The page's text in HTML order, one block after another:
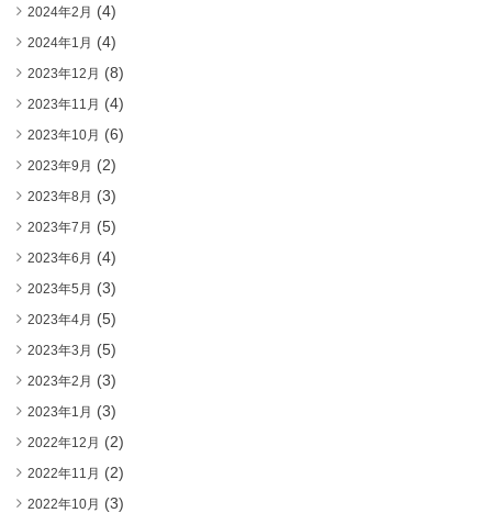
2024年2月 (4)
2024年1月 (4)
2023年12月 (8)
2023年11月 (4)
2023年10月 (6)
2023年9月 (2)
2023年8月 (3)
2023年7月 (5)
2023年6月 (4)
2023年5月 (3)
2023年4月 (5)
2023年3月 (5)
2023年2月 (3)
2023年1月 (3)
2022年12月 (2)
2022年11月 (2)
2022年10月 (3)